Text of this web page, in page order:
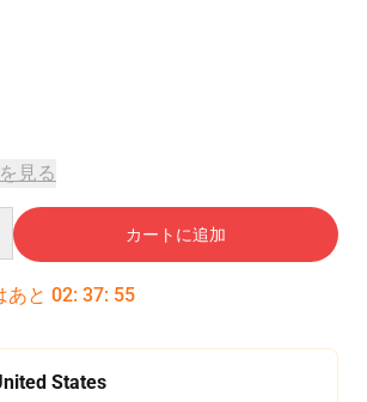
見る
カートに追加
あと 02: 37: 54
States